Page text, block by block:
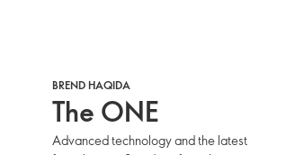
BREND HAQIDA
The ONE
Advanced technology and the latest